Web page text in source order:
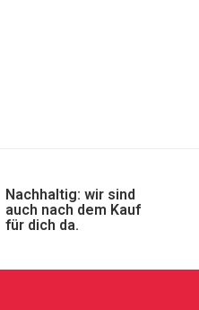
Nachhaltig: wir sind
auch nach dem Kauf
für dich da.